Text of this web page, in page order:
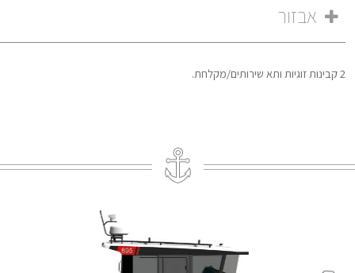
אבזור
2 קבינות זוגיות ותא שירותים/מקלחת.